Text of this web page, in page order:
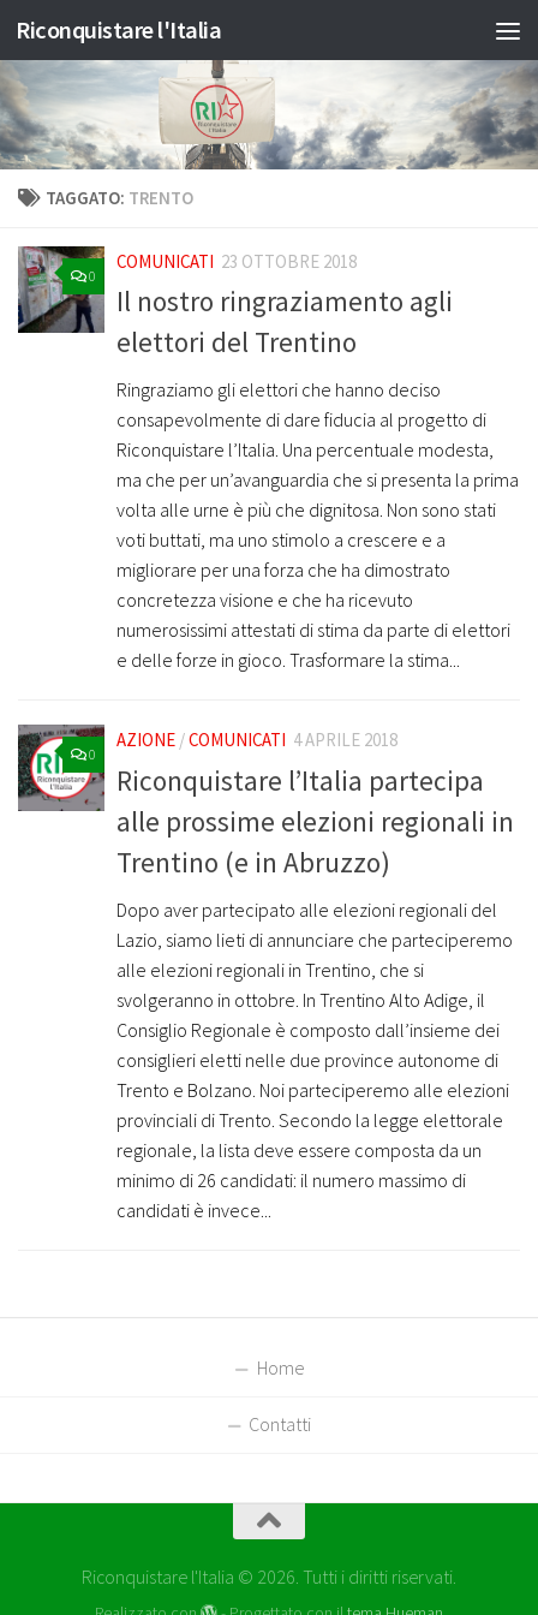
Salta al contenuto
Riconquistare l'Italia
TAGGATO: TRENTO
0
COMUNICATI 23 OTTOBRE 2018
Il nostro ringraziamento agli
elettori del Trentino
Ringraziamo gli elettori che hanno deciso
consapevolmente di dare fiducia al progetto di
Riconquistare l’Italia. Una percentuale modesta,
ma che per un’avanguardia che si presenta la prima
volta alle urne è più che dignitosa. Non sono stati
voti buttati, ma uno stimolo a crescere e a
migliorare per una forza che ha dimostrato
concretezza visione e che ha ricevuto
numerosissimi attestati di stima da parte di elettori
e delle forze in gioco. Trasformare la stima...
0
AZIONE /COMUNICATI 4 APRILE 2018
Riconquistare l’Italia partecipa
alle prossime elezioni regionali in
Trentino (e in Abruzzo)
Dopo aver partecipato alle elezioni regionali del
Lazio, siamo lieti di annunciare che parteciperemo
alle elezioni regionali in Trentino, che si
svolgeranno in ottobre. In Trentino Alto Adige, il
Consiglio Regionale è composto dall’insieme dei
consiglieri eletti nelle due province autonome di
Trento e Bolzano. Noi parteciperemo alle elezioni
provinciali di Trento. Secondo la legge elettorale
regionale, la lista deve essere composta da un
minimo di 26 candidati: il numero massimo di
candidati è invece...
Home
Contatti
Riconquistare l'Italia © 2026. Tutti i diritti riservati.